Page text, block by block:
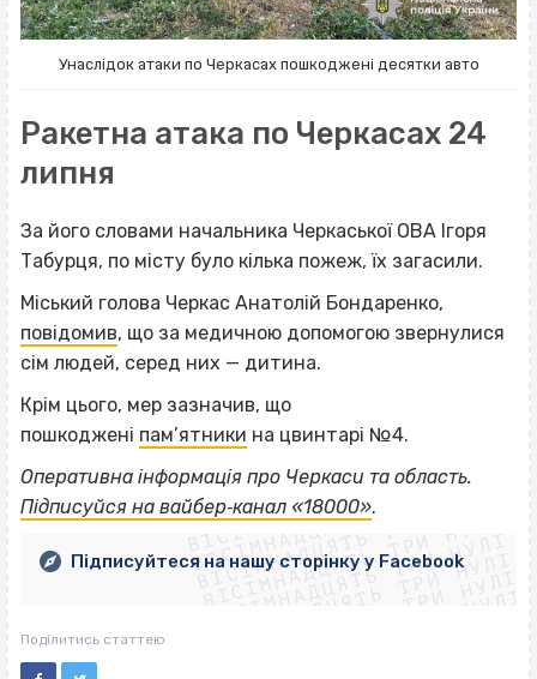
Унаслідок атаки по Черкасах пошкоджені десятки авто
Ракетна атака по Черкасах 24
липня
За його словами начальника Черкаської ОВА Ігоря
Табурця, по місту було кілька пожеж, їх загасили.
Міський голова Черкас Анатолій Бондаренко,
повідомив, що за медичною допомогою звернулися
сім людей, серед них — дитина.
Крім цього, мер зазначив, що
пошкоджені пам’ятники на цвинтарі №4.
Оперативна інформація про Черкаси та область.
Підписуйся на вайбер‐канал «18000».
ВІСІМНАДЦЯТЬ ТРИ НУЛІ
ВІСІМНАДЦЯТЬ ТРИ НУЛІ
ВІСІМНАДЦЯТЬ ТРИ НУЛІ
ВІСІМНАДЦЯТЬ ТРИ НУЛІ
ВІСІМНАДЦЯТЬ ТРИ НУЛІ
ВІСІМНАДЦЯТЬ ТРИ НУЛІ
ВІСІМНАДЦЯТЬ ТРИ НУЛІ
ВІСІМНАДЦЯТЬ ТРИ НУЛІ
Підписуйтеся на нашу сторінку у Facebook
Поділитись статтею